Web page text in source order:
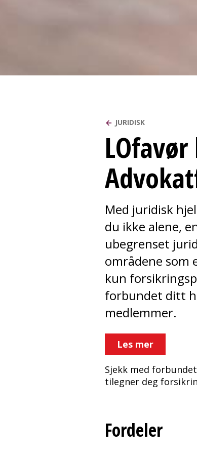
JURIDISK
Med juridisk
du ikke alene,
ubegrenset
områdene som
kun
forbundet ditt
medlemmer.
Les mer
Sjekk med
tilegner deg
Fordeler